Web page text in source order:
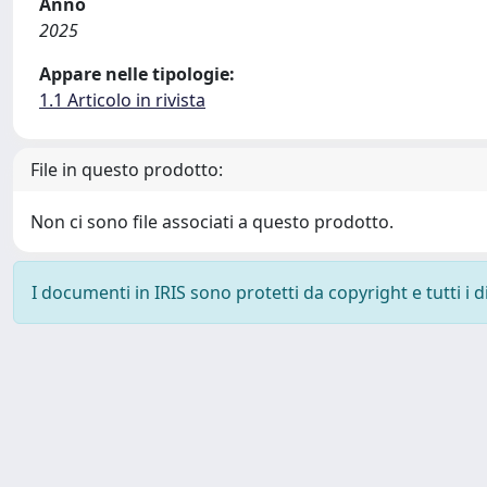
2025
Appare nelle tipologie:
1.1 Articolo in rivista
File in questo prodotto:
Non ci sono file associati a questo prodotto.
I documenti in IRIS sono protetti da copyright e tutti i